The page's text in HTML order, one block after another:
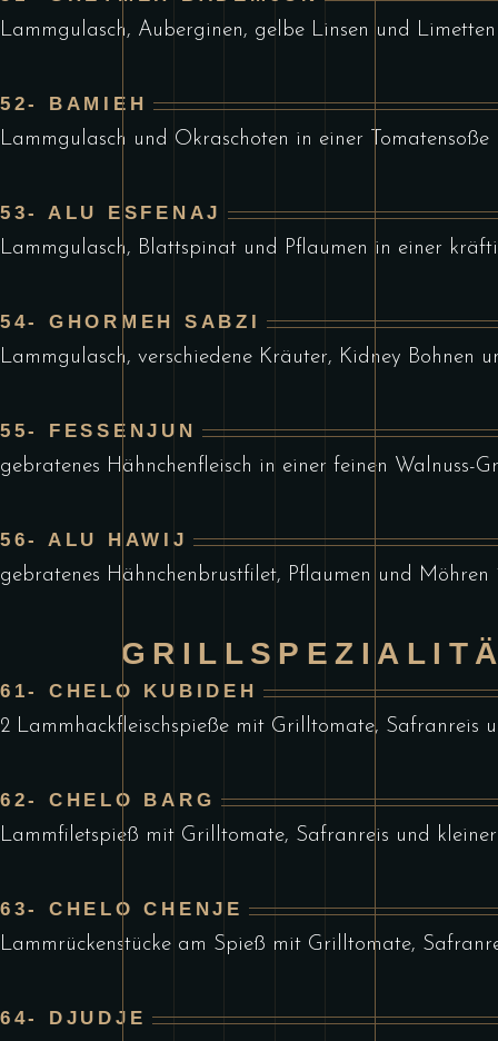
Lammgulasch, Auberginen, gelbe Linsen und
52- BAMIEH
Lammgulasch und Okraschoten in einer Tomatensoße
53- ALU ESFENAJ
Lammgulasch, Blattspinat und Pflaumen in einer
54- GHORMEH SABZI
Lammgulasch, verschiedene Kräuter, Kidney Bohnen
55- FESSENJUN
gebratenes Hähnchenfleisch in einer feinen Walnuss-
56- ALU HAWIJ
gebratenes Hähnchenbrustfilet, Pflaumen und
61- CHELO KUBIDEH
2 Lammhackfleischspieße mit Grilltomate, Safranreis
62- CHELO BARG
Lammfiletspieß mit Grilltomate, Safranreis und
63- CHELO CHENJE
Lammrückenstücke am Spieß mit Grilltomate,
64- DJUDJE